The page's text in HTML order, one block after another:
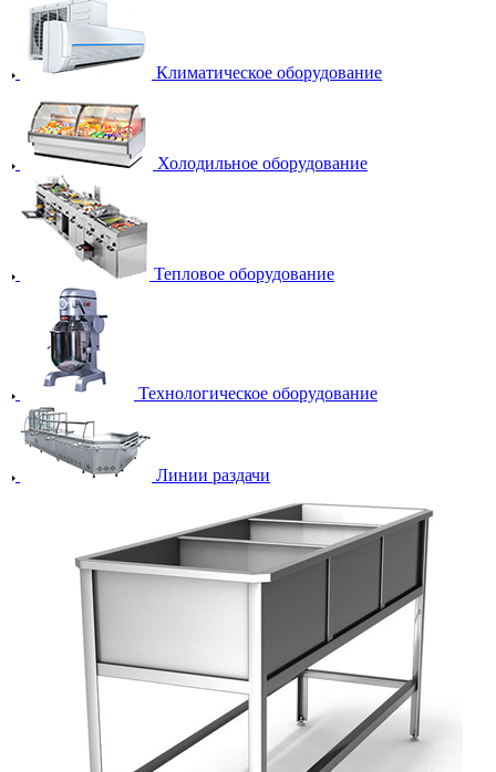
Климатическое оборудование
Холодильное оборудование
Тепловое оборудование
Технологическое оборудование
Линии раздачи